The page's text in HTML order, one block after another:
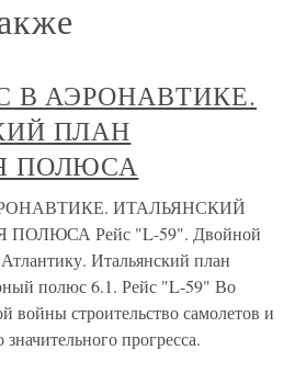
В АЭРОНАВТИКЕ.
ПЛАН
ПОЛЮСА
ИТАЛЬЯНСКИЙ
Рейс "L-59". Двойной
Итальянский план
полюс 6.1. Рейс "L-59" Во
войны строительство самолетов и
прогресса.